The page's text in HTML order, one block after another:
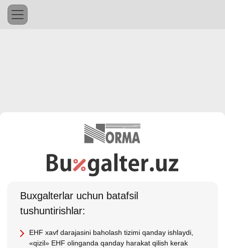
Buхgalterlar uchun batafsil
tushuntirishlar:
EHF хavf darajasini baholash tizimi qanday ishlaydi,
«qizil» EHF olinganda qanday harakat qilish kerak